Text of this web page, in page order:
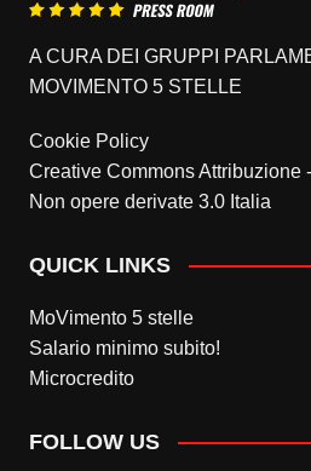
A CURA DEI GRUPPI
MOVIMENTO 5 STELLE
Cookie Policy
Creative Commons Attribuzione
Non opere derivate 3.0 Italia
QUICK LINKS
MoVimento 5 stelle
Salario minimo subito!
Microcredito
FOLLOW US